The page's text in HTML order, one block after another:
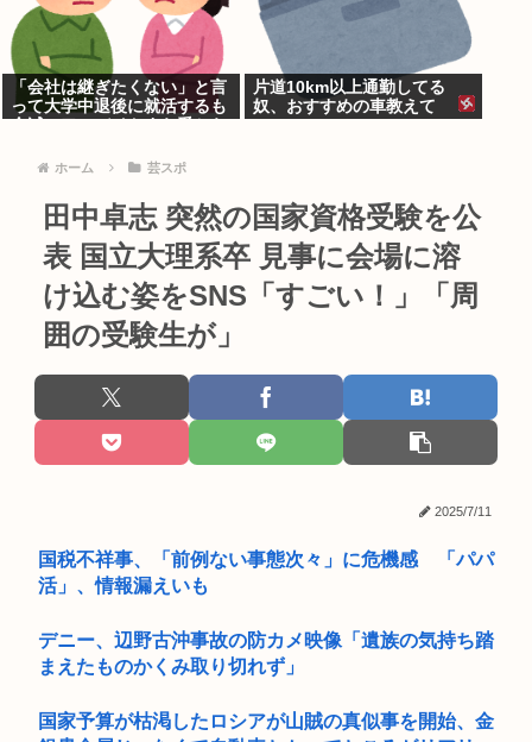
「会社は継ぎたくない」と言
って大学中退後に就活するも
片道10km以上通勤してる
奴、おすすめの車教えて
ホーム 芸スポ
田中卓志 突然の国家資格受験を公
表 国立大理系卒 見事に会場に溶
け込む姿をSNS「すごい！」「周
囲の受験生が」
2025/7/11
国税不祥事、「前例ない事態次々」に危機感 「パパ
活」、情報漏えいも
デニー、辺野古沖事故の防カメ映像「遺族の気持ち踏
まえたものかくみ取り切れず」
国家予算が枯渇したロシアが山賊の真似事を開始、金